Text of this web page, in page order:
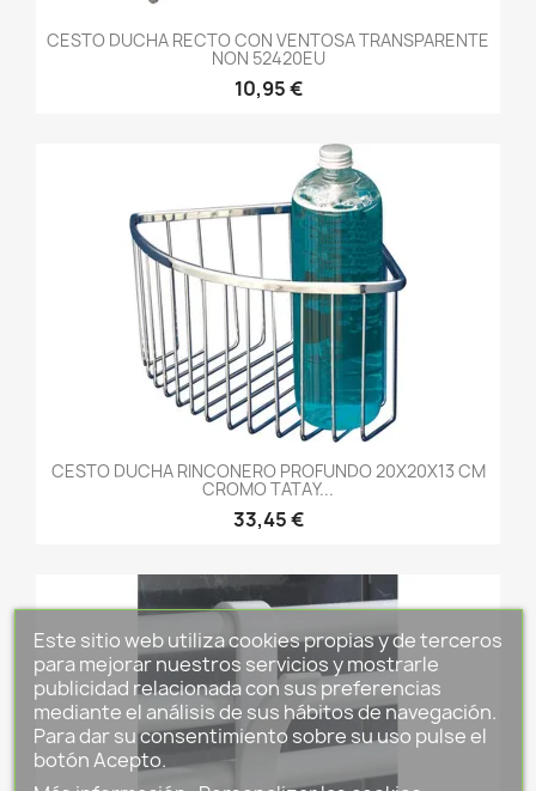
CESTO DUCHA RECTO CON VENTOSA TRANSPARENTE
NON 52420EU
10,95 €
CESTO DUCHA RINCONERO PROFUNDO 20X20X13 CM
CROMO TATAY...
33,45 €
Este sitio web utiliza cookies propias y de terceros
para mejorar nuestros servicios y mostrarle
publicidad relacionada con sus preferencias
mediante el análisis de sus hábitos de navegación.
Para dar su consentimiento sobre su uso pulse el
botón Acepto.